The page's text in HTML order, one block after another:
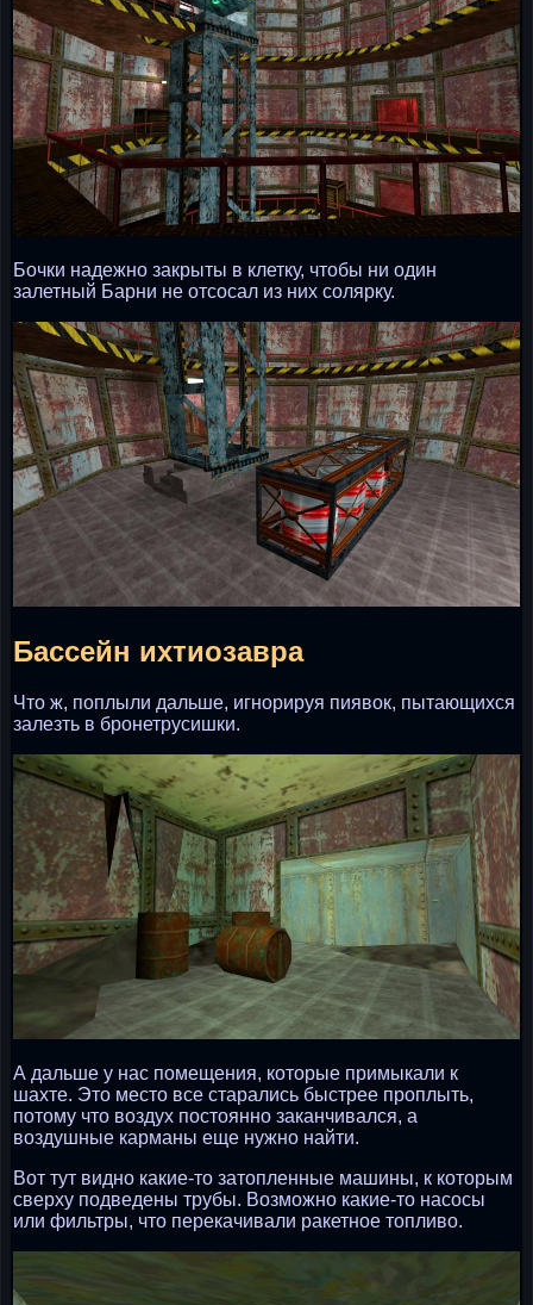
Бочки надежно закрыты в клетку, чтобы ни один
залетный Барни не отсосал из них солярку.
Бассейн ихтиозавра
Что ж, поплыли дальше, игнорируя пиявок, пытающихся
залезть в бронетрусишки.
А дальше у нас помещения, которые примыкали к
шахте. Это место все старались быстрее проплыть,
потому что воздух постоянно заканчивался, а
воздушные карманы еще нужно найти.
Вот тут видно какие-то затопленные машины, к которым
сверху подведены трубы. Возможно какие-то насосы
или фильтры, что перекачивали ракетное топливо.